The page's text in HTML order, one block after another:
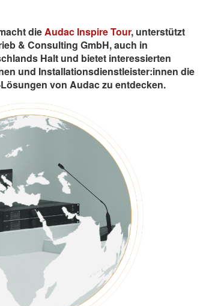
dieAudac Inspire Tour, unterstützt
& Consulting GmbH, auch in
Halt und bietet interessierten
und Installationsdienstleister:innen die
von Audac zu entdecken.